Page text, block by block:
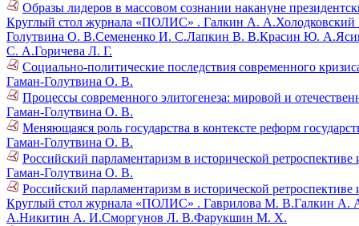
Образы лидеров в массовом сознании накануне
Круглый стол журнала «ПОЛИС» . Галкин А. А.Холодковский
Голутвина О. В.Семененко И. С.Лапкин В. В.Красин Ю. А.
С. А.Горичева Л. Г.
Социально-политические последствия современного
Гаман-Голутвина О. В.
Процессы современного элитогенеза: мировой и
Гаман-Голутвина О. В.
Меняющаяся роль государства в контексте реформ
Гаман-Голутвина О. В.
Российский парламентаризм в исторической
Гаман-Голутвина О. В.
Российский парламентаризм в исторической
Круглый стол журнала «ПОЛИС» . Гаврилова М. В.Галкин А.
А.Никитин А. И.Сморгунов Л. В.Фарукшин М. Х.